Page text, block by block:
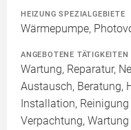
HEIZUNG SPEZIALGEBIETE
Wärmepumpe,
ANGEBOTENE TÄTIGKEITEN
Wartung, Reparatur,
Austausch, Beratung,
Installation,
Verpachtung,